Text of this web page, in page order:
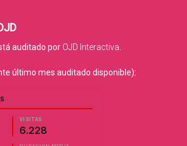
auditado por OJD Interactiva.
último mes auditado disponible):